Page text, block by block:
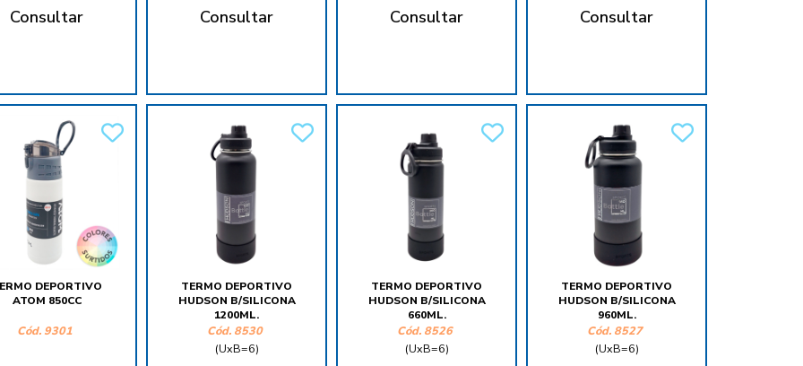
Consultar Consultar Consultar Consultar
DEPORTIVO
ATOM 850CC
Cód. 9301
TERMO DEPORTIVO
HUDSON B/SILICONA
1200ML.
Cód. 8530
(UxB=6)
TERMO DEPORTIVO
HUDSON B/SILICONA
660ML.
Cód. 8526
(UxB=6)
TERMO DEPORTIVO
HUDSON B/SILICONA
960ML.
Cód. 8527
(UxB=6)